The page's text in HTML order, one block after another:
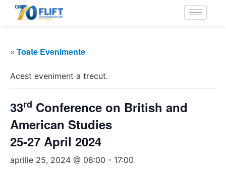
« Toate Evenimente
Acest eveniment a trecut.
33rd Conference on British and
American Studies
25-27 April 2024
aprilie 25, 2024 @ 08:00 - 17:00